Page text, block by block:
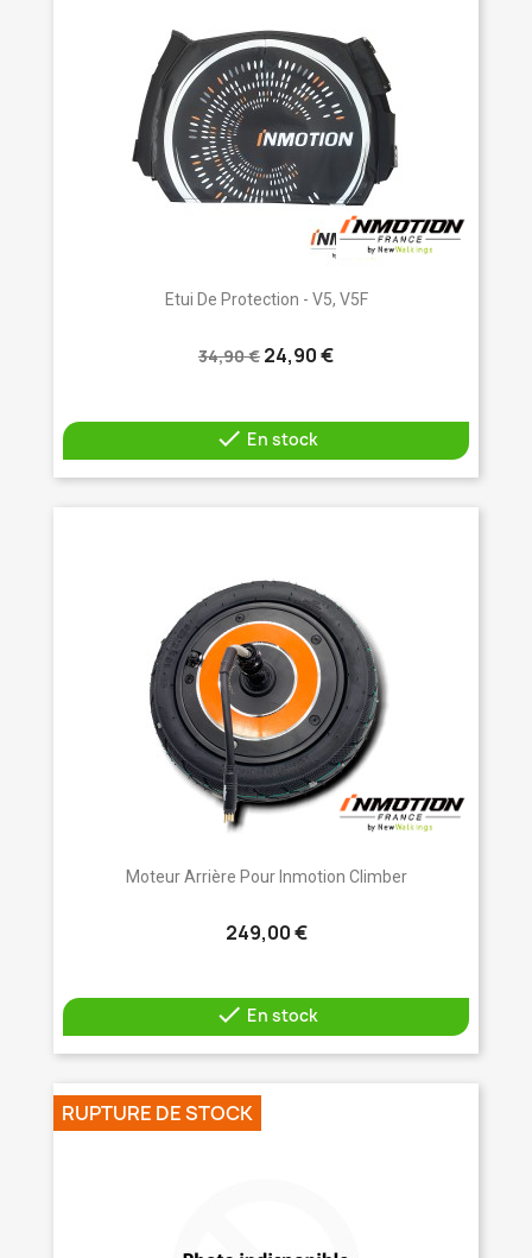
Etui De Protection - V5, V5F
34,90 € 24,90 €
 En stock
Moteur Arrière Pour Inmotion Climber
249,00 €
 En stock
RUPTURE DE STOCK